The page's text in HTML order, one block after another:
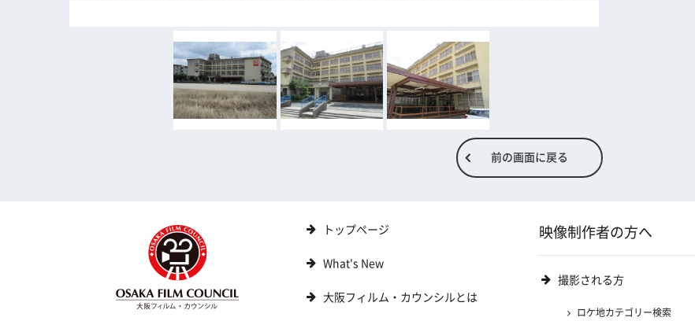
前の画面に戻る
トップページ
What's New
大阪フィルム・カウンシルとは
映像制作者の方へ
撮影される方
ロケ地カテゴリー検索